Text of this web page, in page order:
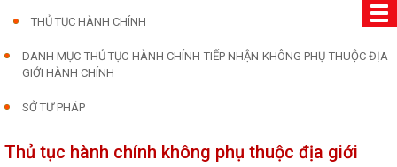
THỦ TỤC HÀNH CHÍNH
DANH MỤC THỦ TỤC HÀNH CHÍNH TIẾP NHẬN KHÔNG PHỤ THUỘC ĐỊA
GIỚI HÀNH CHÍNH
SỞ TƯ PHÁP
Thủ tục hành chính không phụ thuộc địa giới